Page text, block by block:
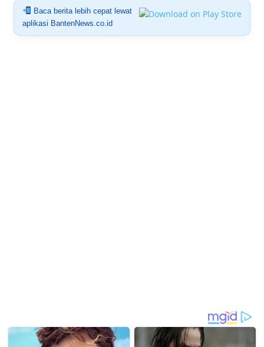
Baca berita lebih cepat lewat
aplikasi BantenNews.co.id